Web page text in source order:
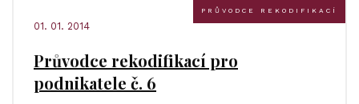
PRŮVODCE REKODIFIKACÍ
01. 01. 2014
Průvodce rekodifikací pro
podnikatele č. 6